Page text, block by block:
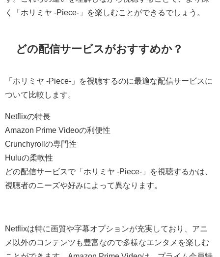
く「ホリミヤ -Piece-」を楽しむことができるでしょう。
どの配信サービスがおすすめか？
「ホリミヤ -Piece-」を視聴するのに最適な配信サービスに
ついて比較します。
Netflixの特長
Amazon Prime Videoの利便性
Crunchyrollの専門性
Huluの柔軟性
どの配信サービスで「ホリミヤ -Piece-」を視聴するかは、
視聴者のニーズや好みによって異なります。
Netflixは特に画質や字幕オプションが充実しており、アニ
メ以外のコンテンツも豊富なので多様なエンタメを楽しむ